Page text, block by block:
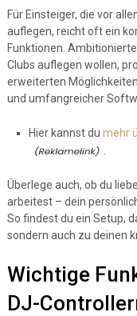
Für Einsteiger, die vor
auflegen, reicht oft ein
Funktionen.
Clubs auflegen wollen,
erweiterten
und umfangreicher
Hier kannst du mehr
Überlege auch, ob du
arbeitest – dein
So findest du ein Setup,
sondern auch zu deinen
Wichtige
DJ-